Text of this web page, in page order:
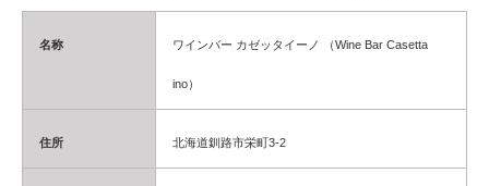
名称 ワインバー カゼッタイーノ （Wine Bar Casetta
ino）
住所 北海道釧路市栄町3-2